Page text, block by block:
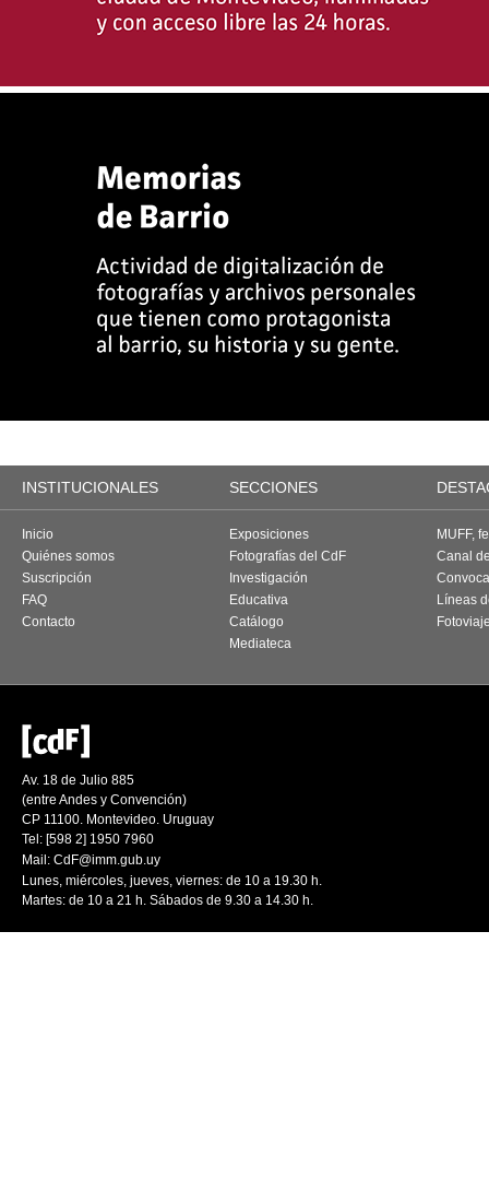
INSTITUCIONALES SECCIONES
Inicio
Quiénes somos
Suscripción
FAQ
Contacto
Exposiciones
Fotografías del CdF
Investigación
Educativa
Catálogo
Mediateca
MUFF,
Canal
Líneas
Av. 18 de Julio 885
(entre Andes y Convención)
CP 11100. Montevideo. Uruguay
Tel: [598 2] 1950 7960
Mail: CdF@imm.gub.uy
Lunes, miércoles, jueves, viernes: de 10 a 19.30 h.
Martes: de 10 a 21 h. Sábados de 9.30 a 14.30 h.